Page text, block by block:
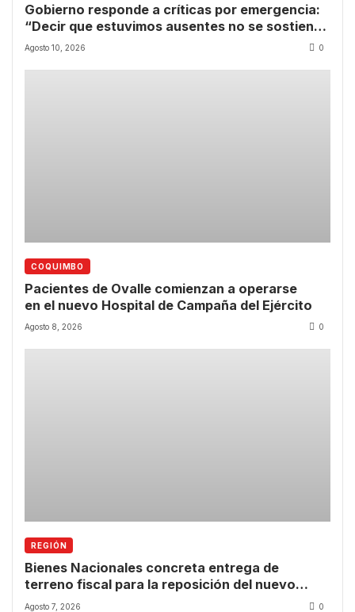
Gobierno responde a críticas por emergencia:
“Decir que estuvimos ausentes no se sostiene
frente a los hechos”
Agosto 10, 2026 0
COQUIMBO
Pacientes de Ovalle comienzan a operarse
en el nuevo Hospital de Campaña del Ejército
Agosto 8, 2026 0
REGIÓN
Bienes Nacionales concreta entrega de
terreno fiscal para la reposición del nuevo
CESFAM de Las Compañías
Agosto 7, 2026 0